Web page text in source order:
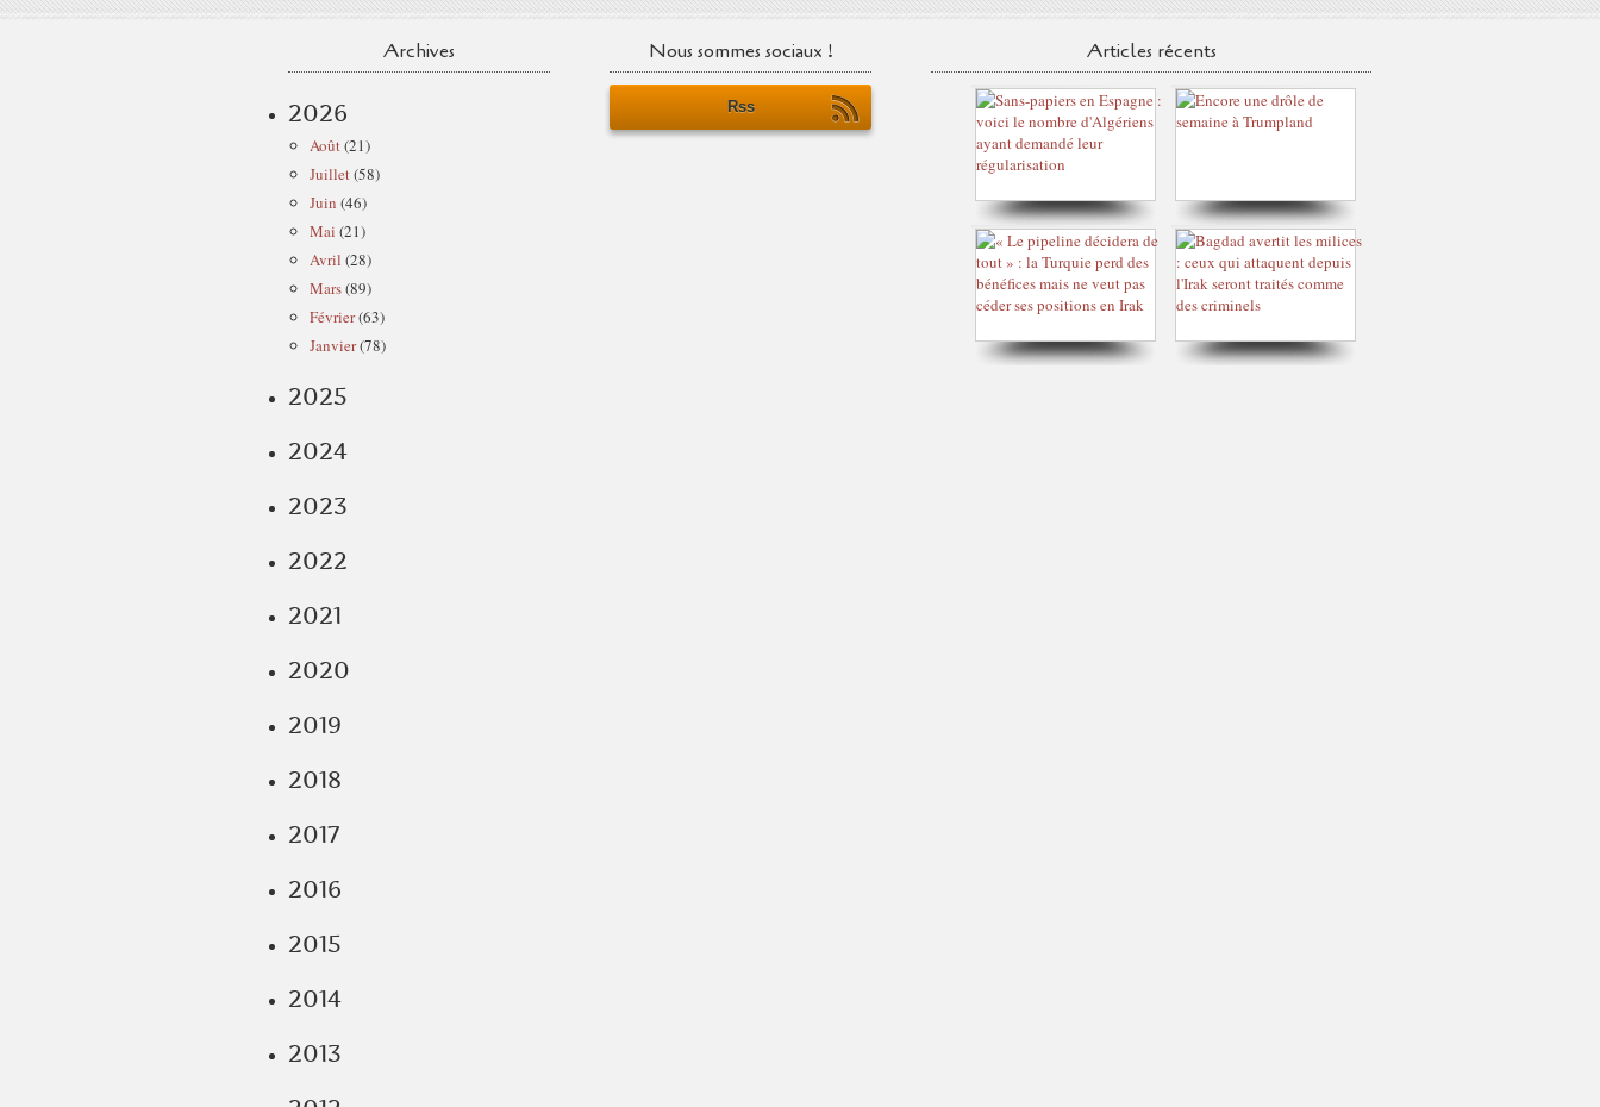
Archives
2026
Août(21)
Juillet(58)
Juin (46)
Mai (21)
Avril (28)
Mars(89)
Février(63)
Janvier(78)
2025
2024
2023
2022
2021
2020
2019
2018
2017
2016
2015
2014
2013
Nous sommes sociaux !
Rss
Articles récents